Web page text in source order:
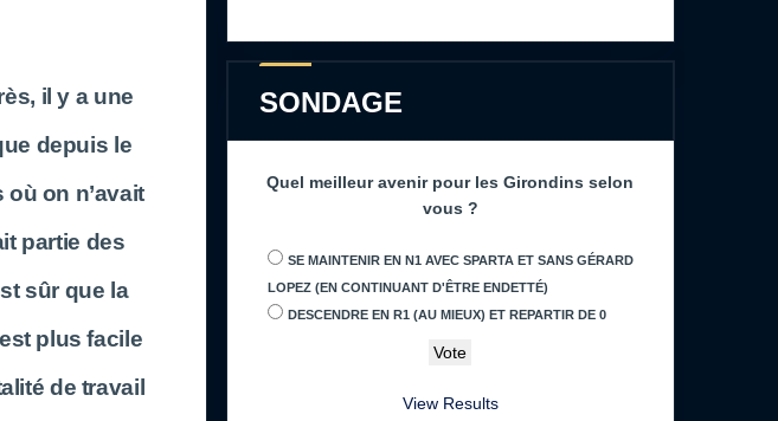
il y a une
depuis le
on n’avait
partie des
sûr que la
plus facile
de travail
SONDAGE
Quel meilleur avenir pour les Girondins selon
vous ?
SE MAINTENIR EN N1 AVEC SPARTA ET SANS GÉRARD
LOPEZ (EN CONTINUANT D'ÊTRE ENDETTÉ)
DESCENDRE EN R1 (AU MIEUX) ET REPARTIR DE 0
View Results